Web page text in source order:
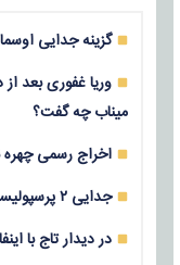
گزینه جدایی
وریا غفوری بعد
میناب چه گفت؟
اخراج رسمی چهره
جدایی ۲ پرسپولیسی و استقلالی در یک روز
در دیدار تاج با